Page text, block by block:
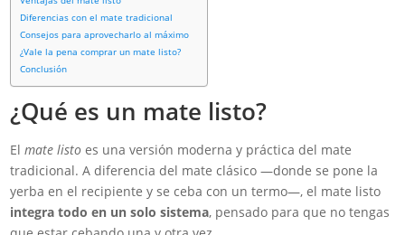
Diferencias con el mate tradicional
Consejos para aprovecharlo al máximo
¿Vale la pena comprar un mate listo?
Conclusión
¿Qué es un mate listo?
Elmate listo es una versión moderna y práctica del mate
tradicional. A diferencia del mate clásico —donde se pone la
yerba en el recipiente y se ceba con un termo—, el mate listo
integra todo en un solo sistema, pensado para que no tengas